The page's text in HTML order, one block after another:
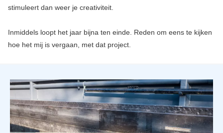
stimuleert dan weer je creativiteit.
Inmiddels loopt het jaar bijna ten einde. Reden om eens te kijken
hoe het mij is vergaan, met dat project.